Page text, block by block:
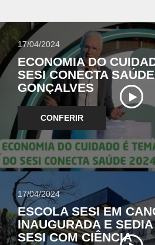
17/04/2024
ECONOMIA DO
SESI CONECTA
GONÇALVES
CONFERIR
17/04/2024
ESCOLA SESI EM
INAUGURADA E
SESI COM CIÊNCIA